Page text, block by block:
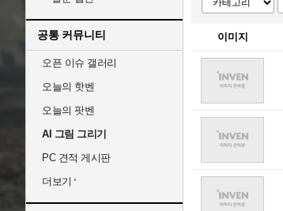
공통 커뮤니티
오픈 이슈 갤러리
오늘의 핫벤
오늘의 팟벤
AI 그림 그리기
PC 견적 게시판
더보기
이미지